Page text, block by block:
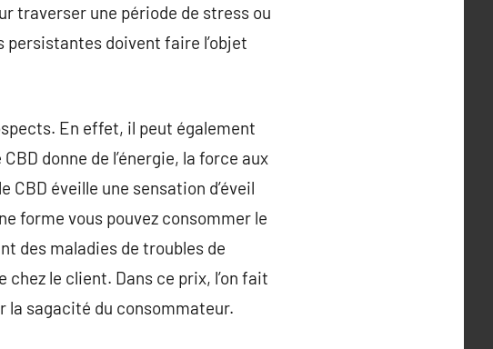
traverser une période de stress ou
doivent faire l’objet
En effet, il peut également
donne de l’énergie, la force aux
CBD éveille une sensation d’éveil
forme vous pouvez consommer le
des maladies de troubles de
le client. Dans ce prix, l’on fait
la sagacité du consommateur.